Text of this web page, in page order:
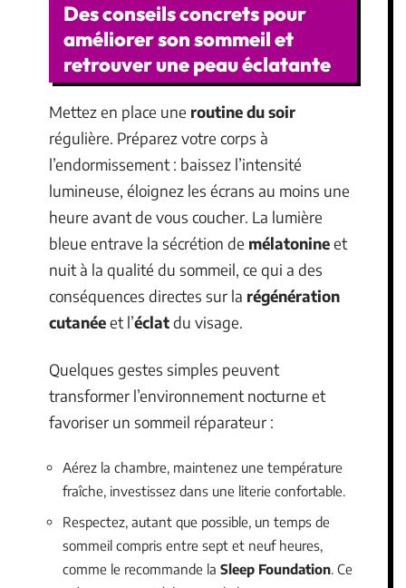
Des conseils concrets pour
améliorer son sommeil et
retrouver une peau éclatante
Mettez en place une routine du soir
régulière. Préparez votre corps à
l’endormissement : baissez l’intensité
lumineuse, éloignez les écrans au moins une
heure avant de vous coucher. La lumière
bleue entrave la sécrétion de mélatonineet
nuit à la qualité du sommeil, ce qui a des
conséquences directes sur la régénération
cutanéeet l’éclatdu visage.
Quelques gestes simples peuvent
transformer l’environnement nocturne et
favoriser un sommeil réparateur :
Aérez la chambre, maintenez une température
fraîche, investissez dans une literie confortable.
Respectez, autant que possible, un temps de
sommeil compris entre sept et neuf heures,
comme le recommande la Sleep Foundation. Ce